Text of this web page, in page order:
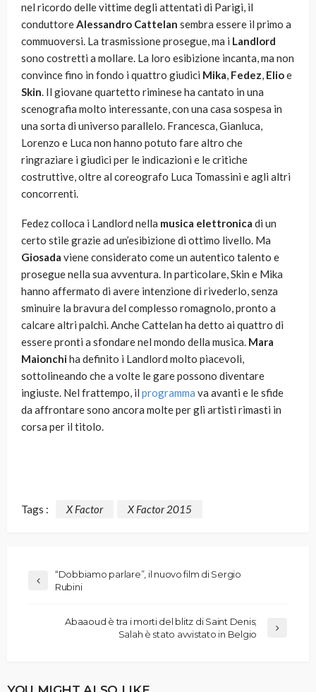
nel ricordo delle vittime degli attentati di Parigi, il
conduttoreAlessandro Cattelan sembra essere il primo a
commuoversi. La trasmissione prosegue, ma i Landlord
sono costretti a mollare. La loro esibizione incanta, ma non
convince fino in fondo i quattro giudici Mika, Fedez, Elioe
Skin. Il giovane quartetto riminese ha cantato in una
scenografia molto interessante, con una casa sospesa in
una sorta di universo parallelo. Francesca, Gianluca,
Lorenzo e Luca non hanno potuto fare altro che
ringraziare i giudici per le indicazioni e le critiche
costruttive, oltre al coreografo Luca Tomassini e agli altri
concorrenti.
Fedez colloca i Landlord nella musica elettronica di un
certo stile grazie ad un’esibizione di ottimo livello. Ma
Giosada viene considerato come un autentico talento e
prosegue nella sua avventura. In particolare, Skin e Mika
hanno affermato di avere intenzione di rivederlo, senza
sminuire la bravura del complesso romagnolo, pronto a
calcare altri palchi. Anche Cattelan ha detto ai quattro di
essere pronti a sfondare nel mondo della musica. Mara
Maionchiha definito i Landlord molto piacevoli,
sottolineando che a volte le gare possono diventare
ingiuste. Nel frattempo, il programma va avanti e le sfide
da affrontare sono ancora molte per gli artisti rimasti in
corsa per il titolo.
Tags : X Factor X Factor 2015
“Dobbiamo parlare”, il nuovo film di Sergio
Rubini
Abaaoud è tra i morti del blitz di Saint Denis;
Salah è stato avvistato in Belgio